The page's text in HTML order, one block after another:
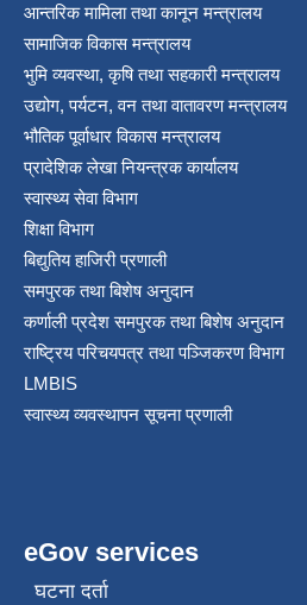
आन्तरिक मामिला तथा कानून मन्त्रालय
सामाजिक विकास मन्त्रालय
भुमि व्यवस्था, कृषि तथा सहकारी मन्त्रालय
उद्योग, पर्यटन, वन तथा वातावरण मन्त्रालय
भौतिक पूर्वाधार विकास मन्त्रालय
प्रादेशिक लेखा नियन्त्रक कार्यालय
स्वास्थ्य सेवा विभाग
शिक्षा विभाग
बिद्युतिय हाजिरी प्रणाली
समपुरक तथा बिशेष अनुदान
कर्णाली प्रदेश समपुरक तथा बिशेष अनुदान
राष्ट्रिय परिचयपत्र तथा पञ्जिकरण विभाग
LMBIS
स्वास्थ्य व्यवस्थापन सूचना प्रणाली
eGov services
घटना दर्ता